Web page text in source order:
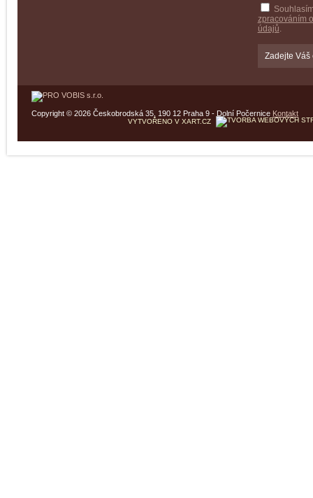
zpracováním
údajů
Copyright © 2026 Českobrodská 35, 190 12 Praha 9 - Dolní Počernice Kontakt
VYTVOŘENO V XART.CZ